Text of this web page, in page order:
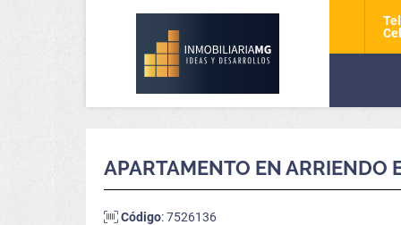
APARTAMENTO EN ARRIENDO
Código: 7526136